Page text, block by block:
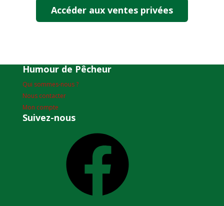
Humour de Pêcheur
Qui sommes-nous ?
Nous contacter
Mon compte
Suivez-nous